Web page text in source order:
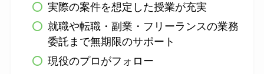
実際の案件を想定した授業が充実
就職や転職・副業・フリーランスの業務
委託まで無期限のサポート
現役のプロがフォロー